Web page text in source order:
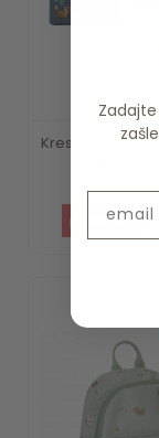
Kresliaci tablet